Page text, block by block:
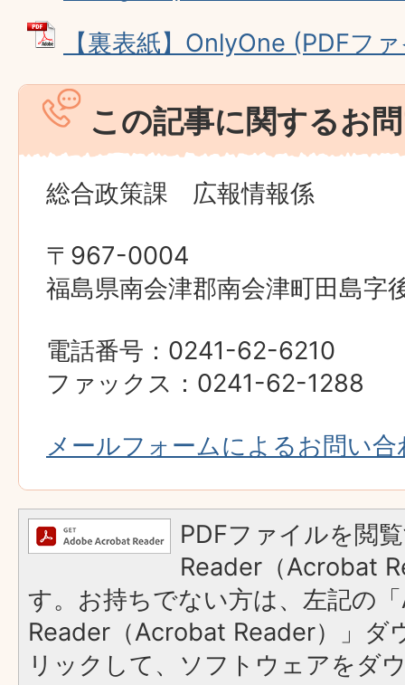
【裏表紙】OnlyOne (PDFフ
この記事に関するお
総合政策課 広報情報係
〒967-0004
福島県南会津郡南会津町田島字
電話番号：0241-62-6210
ファックス：0241-62-1288
メールフォームによるお問い合
PDFファイルを閲
Reader（Acrobat
す。お持ちでない方は、左記の
Reader（Acrobat Reader）」ダ
リックして、ソフトウェアをダ